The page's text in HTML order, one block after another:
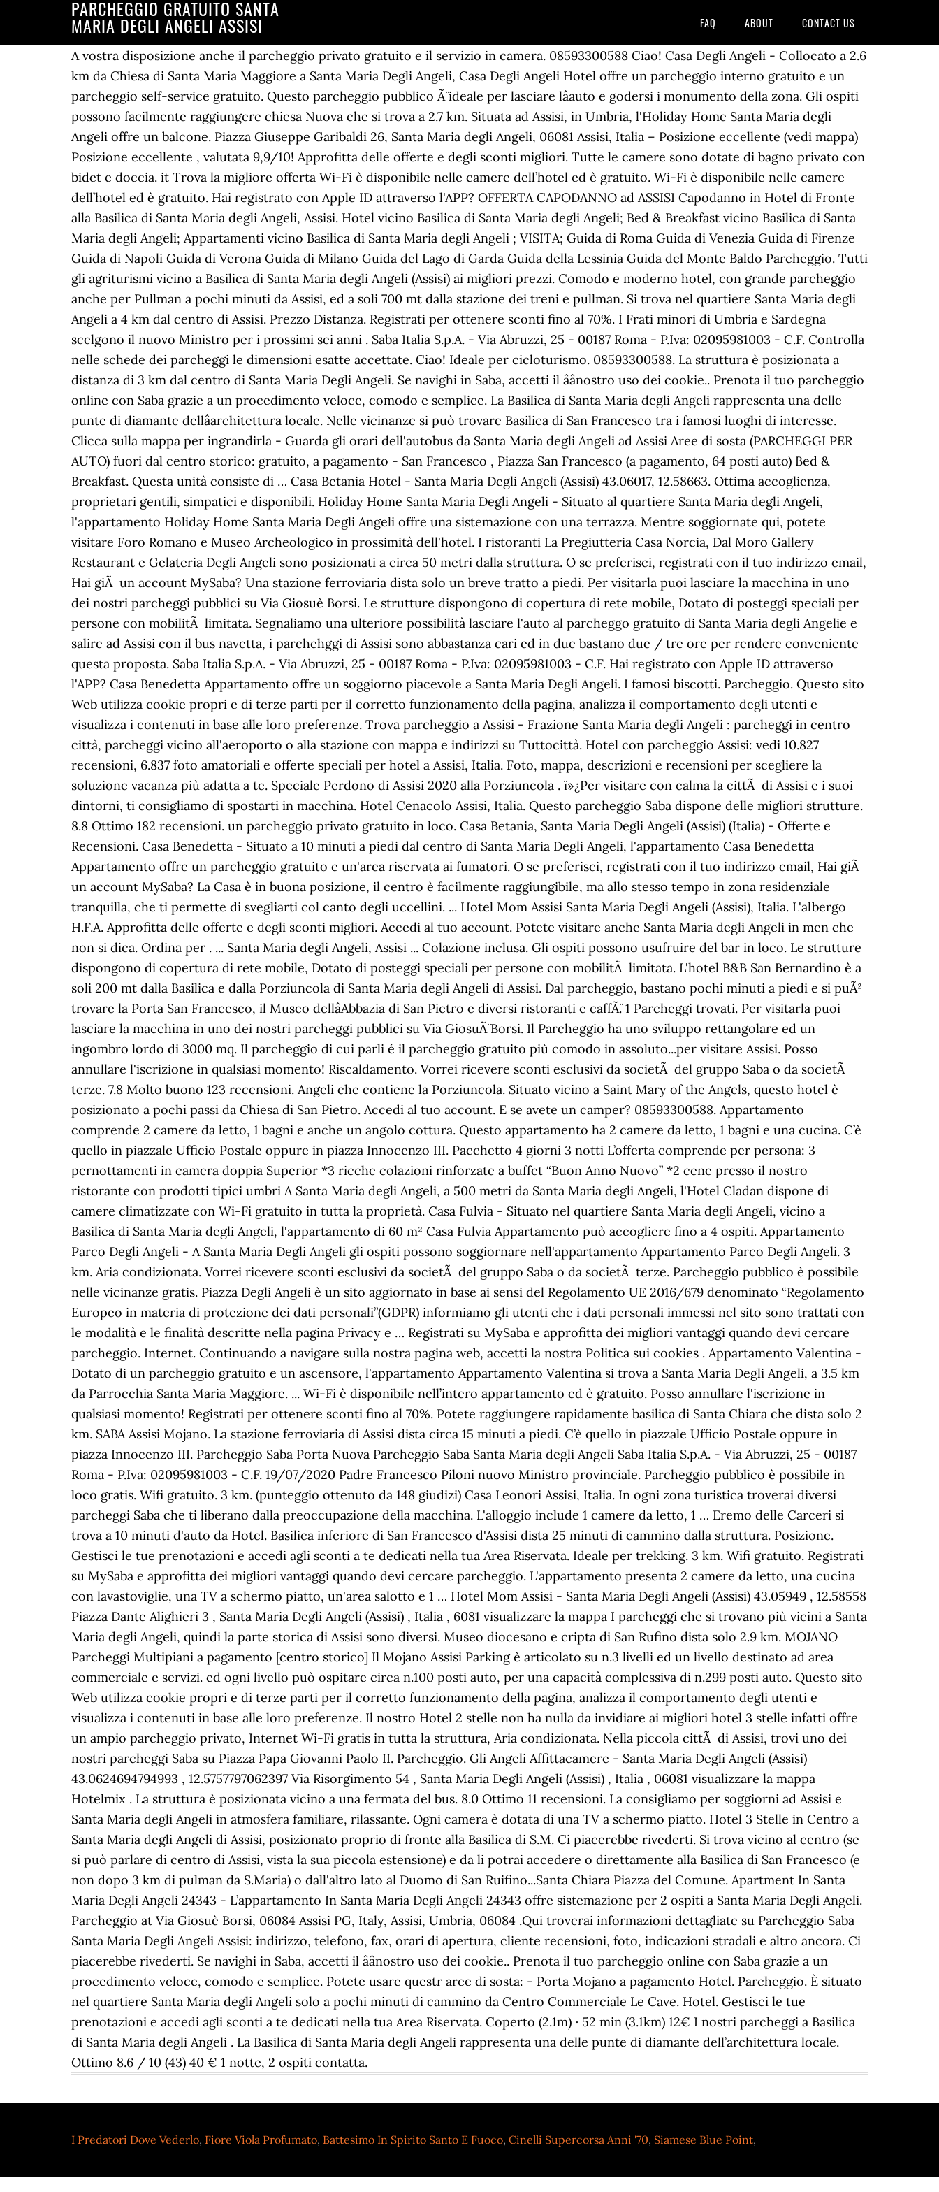
PARCHEGGIO GRATUITO SANTA
MARIA DEGLI ANGELI ASSISI FAQ ABOUT CONTACT US
A vostra disposizione anche il parcheggio privato gratuito e il servizio in camera. 08593300588 Ciao! Casa Degli Angeli - Collocato a 2.6 km da Chiesa di Santa Maria Maggiore a Santa Maria Degli Angeli, Casa Degli Angeli Hotel offre un parcheggio interno gratuito e un parcheggio self-service gratuito. Questo parcheggio pubblico Ã¨ ideale per lasciare lâauto e godersi i monumento della zona. Gli ospiti possono facilmente raggiungere chiesa Nuova che si trova a 2.7 km. Situata ad Assisi, in Umbria, l'Holiday Home Santa Maria degli Angeli offre un balcone. Piazza Giuseppe Garibaldi 26, Santa Maria degli Angeli, 06081 Assisi, Italia – Posizione eccellente (vedi mappa) Posizione eccellente , valutata 9,9/10! Approfitta delle offerte e degli sconti migliori. Tutte le camere sono dotate di bagno privato con bidet e doccia. it Trova la migliore offerta Wi-Fi è disponibile nelle camere dell’hotel ed è gratuito. Wi-Fi è disponibile nelle camere dell’hotel ed è gratuito. Hai registrato con Apple ID attraverso l'APP? OFFERTA CAPODANNO ad ASSISI Capodanno in Hotel di Fronte alla Basilica di Santa Maria degli Angeli, Assisi. Hotel vicino Basilica di Santa Maria degli Angeli; Bed & Breakfast vicino Basilica di Santa Maria degli Angeli; Appartamenti vicino Basilica di Santa Maria degli Angeli ; VISITA; Guida di Roma Guida di Venezia Guida di Firenze Guida di Napoli Guida di Verona Guida di Milano Guida del Lago di Garda Guida della Lessinia Guida del Monte Baldo Parcheggio. Tutti gli agriturismi vicino a Basilica di Santa Maria degli Angeli (Assisi) ai migliori prezzi. Comodo e moderno hotel, con grande parcheggio anche per Pullman a pochi minuti da Assisi, ed a soli 700 mt dalla stazione dei treni e pullman. Si trova nel quartiere Santa Maria degli Angeli a 4 km dal centro di Assisi. Prezzo Distanza. Registrati per ottenere sconti fino al 70%. I Frati minori di Umbria e Sardegna scelgono il nuovo Ministro per i prossimi sei anni . Saba Italia S.p.A. - Via Abruzzi, 25 - 00187 Roma - P.Iva: 02095981003 - C.F. Controlla nelle schede dei parcheggi le dimensioni esatte accettate. Ciao! Ideale per cicloturismo. 08593300588. La struttura è posizionata a distanza di 3 km dal centro di Santa Maria Degli Angeli. Se navighi in Saba, accetti il âânostro uso dei cookie.. Prenota il tuo parcheggio online con Saba grazie a un procedimento veloce, comodo e semplice. La Basilica di Santa Maria degli Angeli rappresenta una delle punte di diamante dellâarchitettura locale. Nelle vicinanze si può trovare Basilica di San Francesco tra i famosi luoghi di interesse. Clicca sulla mappa per ingrandirla - Guarda gli orari dell'autobus da Santa Maria degli Angeli ad Assisi Aree di sosta (PARCHEGGI PER AUTO) fuori dal centro storico: gratuito, a pagamento - San Francesco , Piazza San Francesco (a pagamento, 64 posti auto) Bed & Breakfast. Questa unità consiste di … Casa Betania Hotel - Santa Maria Degli Angeli (Assisi) 43.06017, 12.58663. Ottima accoglienza, proprietari gentili, simpatici e disponibili. Holiday Home Santa Maria Degli Angeli - Situato al quartiere Santa Maria degli Angeli, l'appartamento Holiday Home Santa Maria Degli Angeli offre una sistemazione con una terrazza. Mentre soggiornate qui, potete visitare Foro Romano e Museo Archeologico in prossimità dell'hotel. I ristoranti La Pregiutteria Casa Norcia, Dal Moro Gallery Restaurant e Gelateria Degli Angeli sono posizionati a circa 50 metri dalla struttura. O se preferisci, registrati con il tuo indirizzo email, Hai giÃ un account MySaba? Una stazione ferroviaria dista solo un breve tratto a piedi. Per visitarla puoi lasciare la macchina in uno dei nostri parcheggi pubblici su Via Giosuè Borsi. Le strutture dispongono di copertura di rete mobile, Dotato di posteggi speciali per persone con mobilitÃ limitata. Segnaliamo una ulteriore possibilità lasciare l'auto al parcheggo gratuito di Santa Maria degli Angelie e salire ad Assisi con il bus navetta, i parchehggi di Assisi sono abbastanza cari ed in due bastano due / tre ore per rendere conveniente questa proposta. Saba Italia S.p.A. - Via Abruzzi, 25 - 00187 Roma - P.Iva: 02095981003 - C.F. Hai registrato con Apple ID attraverso l'APP? Casa Benedetta Appartamento offre un soggiorno piacevole a Santa Maria Degli Angeli. I famosi biscotti. Parcheggio. Questo sito Web utilizza cookie propri e di terze parti per il corretto funzionamento della pagina, analizza il comportamento degli utenti e visualizza i contenuti in base alle loro preferenze. Trova parcheggio a Assisi - Frazione Santa Maria degli Angeli : parcheggi in centro città, parcheggi vicino all'aeroporto o alla stazione con mappa e indirizzi su Tuttocittà. Hotel con parcheggio Assisi: vedi 10.827 recensioni, 6.837 foto amatoriali e offerte speciali per hotel a Assisi, Italia. Foto, mappa, descrizioni e recensioni per scegliere la soluzione vacanza più adatta a te. Speciale Perdono di Assisi 2020 alla Porziuncola . ï»¿Per visitare con calma la cittÃ di Assisi e i suoi dintorni, ti consigliamo di spostarti in macchina. Hotel Cenacolo Assisi, Italia. Questo parcheggio Saba dispone delle migliori strutture. 8.8 Ottimo 182 recensioni. un parcheggio privato gratuito in loco. Casa Betania, Santa Maria Degli Angeli (Assisi) (Italia) - Offerte e Recensioni. Casa Benedetta - Situato a 10 minuti a piedi dal centro di Santa Maria Degli Angeli, l'appartamento Casa Benedetta Appartamento offre un parcheggio gratuito e un'area riservata ai fumatori. O se preferisci, registrati con il tuo indirizzo email, Hai giÃ un account MySaba? La Casa è in buona posizione, il centro è facilmente raggiungibile, ma allo stesso tempo in zona residenziale tranquilla, che ti permette di svegliarti col canto degli uccellini. ... Hotel Mom Assisi Santa Maria Degli Angeli (Assisi), Italia. L'albergo H.F.A. Approfitta delle offerte e degli sconti migliori. Accedi al tuo account. Potete visitare anche Santa Maria degli Angeli in men che non si dica. Ordina per . ... Santa Maria degli Angeli, Assisi ... Colazione inclusa. Gli ospiti possono usufruire del bar in loco. Le strutture dispongono di copertura di rete mobile, Dotato di posteggi speciali per persone con mobilitÃ limitata. L'hotel B&B San Bernardino è a soli 200 mt dalla Basilica e dalla Porziuncola di Santa Maria degli Angeli di Assisi. Dal parcheggio, bastano pochi minuti a piedi e si puÃ² trovare la Porta San Francesco, il Museo dellâAbbazia di San Pietro e diversi ristoranti e caffÃ¨. 1 Parcheggi trovati. Per visitarla puoi lasciare la macchina in uno dei nostri parcheggi pubblici su Via GiosuÃ¨ Borsi. Il Parcheggio ha uno sviluppo rettangolare ed un ingombro lordo di 3000 mq. Il parcheggio di cui parli é il parcheggio gratuito più comodo in assoluto...per visitare Assisi. Posso annullare l'iscrizione in qualsiasi momento! Riscaldamento. Vorrei ricevere sconti esclusivi da societÃ del gruppo Saba o da societÃ terze. 7.8 Molto buono 123 recensioni. Angeli che contiene la Porziuncola. Situato vicino a Saint Mary of the Angels, questo hotel è posizionato a pochi passi da Chiesa di San Pietro. Accedi al tuo account. E se avete un camper? 08593300588. Appartamento comprende 2 camere da letto, 1 bagni e anche un angolo cottura. Questo appartamento ha 2 camere da letto, 1 bagni e una cucina. C’è quello in piazzale Ufficio Postale oppure in piazza Innocenzo III. Pacchetto 4 giorni 3 notti L’offerta comprende per persona: 3 pernottamenti in camera doppia Superior *3 ricche colazioni rinforzate a buffet “Buon Anno Nuovo” *2 cene presso il nostro ristorante con prodotti tipici umbri A Santa Maria degli Angeli, a 500 metri da Santa Maria degli Angeli, l'Hotel Cladan dispone di camere climatizzate con Wi-Fi gratuito in tutta la proprietà. Casa Fulvia - Situato nel quartiere Santa Maria degli Angeli, vicino a Basilica di Santa Maria degli Angeli, l'appartamento di 60 m² Casa Fulvia Appartamento può accogliere fino a 4 ospiti. Appartamento Parco Degli Angeli - A Santa Maria Degli Angeli gli ospiti possono soggiornare nell'appartamento Appartamento Parco Degli Angeli. 3 km. Aria condizionata. Vorrei ricevere sconti esclusivi da societÃ del gruppo Saba o da societÃ terze. Parcheggio pubblico è possibile nelle vicinanze gratis. Piazza Degli Angeli è un sito aggiornato in base ai sensi del Regolamento UE 2016/679 denominato “Regolamento Europeo in materia di protezione dei dati personali”(GDPR) informiamo gli utenti che i dati personali immessi nel sito sono trattati con le modalità e le finalità descritte nella pagina Privacy e … Registrati su MySaba e approfitta dei migliori vantaggi quando devi cercare parcheggio. Internet. Continuando a navigare sulla nostra pagina web, accetti la nostra Politica sui cookies . Appartamento Valentina - Dotato di un parcheggio gratuito e un ascensore, l'appartamento Appartamento Valentina si trova a Santa Maria Degli Angeli, a 3.5 km da Parrocchia Santa Maria Maggiore. ... Wi-Fi è disponibile nell’intero appartamento ed è gratuito. Posso annullare l'iscrizione in qualsiasi momento! Registrati per ottenere sconti fino al 70%. Potete raggiungere rapidamente basilica di Santa Chiara che dista solo 2 km. SABA Assisi Mojano. La stazione ferroviaria di Assisi dista circa 15 minuti a piedi. C’è quello in piazzale Ufficio Postale oppure in piazza Innocenzo III. Parcheggio Saba Porta Nuova Parcheggio Saba Santa Maria degli Angeli Saba Italia S.p.A. - Via Abruzzi, 25 - 00187 Roma - P.Iva: 02095981003 - C.F. 19/07/2020 Padre Francesco Piloni nuovo Ministro provinciale. Parcheggio pubblico è possibile in loco gratis. Wifi gratuito. 3 km. (punteggio ottenuto da 148 giudizi) Casa Leonori Assisi, Italia. In ogni zona turistica troverai diversi parcheggi Saba che ti liberano dalla preoccupazione della macchina. L'alloggio include 1 camere da letto, 1 … Eremo delle Carceri si trova a 10 minuti d'auto da Hotel. Basilica inferiore di San Francesco d'Assisi dista 25 minuti di cammino dalla struttura. Posizione. Gestisci le tue prenotazioni e
I Predatori Dove Vederlo, Fiore Viola Profumato, Battesimo In Spirito Santo E Fuoco, Cinelli Supercorsa Anni '70, Siamese Blue Point,